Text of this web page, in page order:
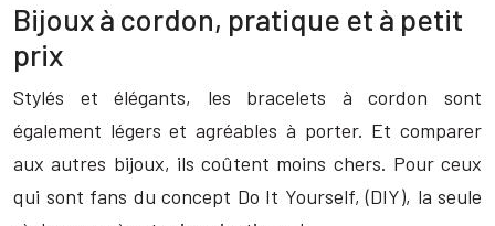
Bijoux à cordon, pratique et à petit
prix
Stylés et élégants, les bracelets à cordon sont
également légers et agréables à porter. Et comparer
aux autres bijoux, ils coûtent moins chers. Pour ceux
qui sont fans du concept Do It Yourself, (DIY), la seule